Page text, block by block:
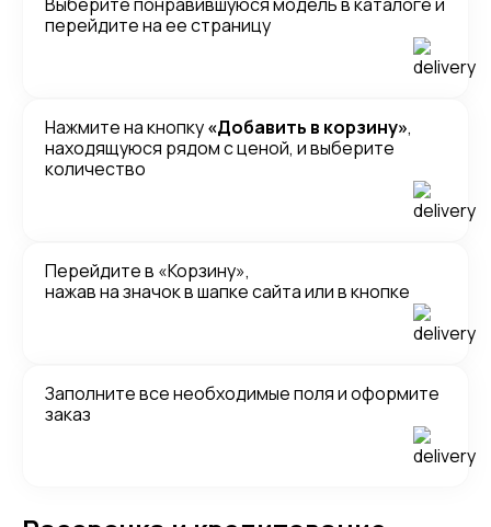
перейдите на ее страницу
Нажмите на кнопку«Добавить в корзину»,
находящуюся рядом с ценой, и выберите
количество
Перейдите в «Корзину»,
нажав на значок в шапке сайта или в кнопке
Заполните все необходимые поля и оформите
заказ